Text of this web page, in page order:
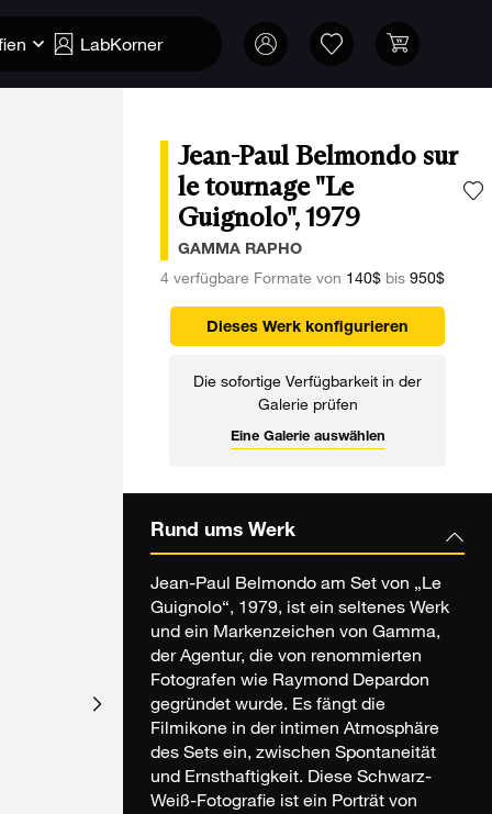
LabKorner
Jean-Paul Belmondo sur
le tournage "Le
Guignolo", 1979
GAMMA RAPHO
4 verfügbare Formate von 140$bis 950$
Dieses Werk konfigurieren
Die sofortige Verfügbarkeit in der
Galerie prüfen
Eine Galerie auswählen
Rund ums Werk
Jean-Paul Belmondo am Set von „Le
Guignolo“, 1979, ist ein seltenes Werk
und ein Markenzeichen von Gamma,
der Agentur, die von renommierten
Fotografen wie Raymond Depardon
gegründet wurde. Es fängt die
Filmikone in der intimen Atmosphäre
des Sets ein, zwischen Spontaneität
und Ernsthaftigkeit. Diese Schwarz-
Weiß-Fotografie ist ein Porträt von